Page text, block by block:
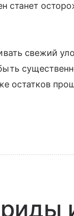
станет
свежий
остатков